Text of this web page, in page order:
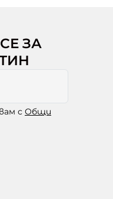
ЗА
с Общи